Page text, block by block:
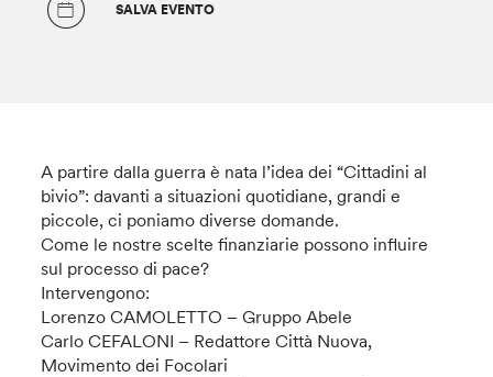
SALVA EVENTO
A partire dalla guerra è nata l’idea dei “Cittadini al
bivio”: davanti a situazioni quotidiane, grandi e
piccole, ci poniamo diverse domande.
Come le nostre scelte finanziarie possono influire
sul processo di pace?
Intervengono:
Lorenzo CAMOLETTO – Gruppo Abele
Carlo CEFALONI – Redattore Città Nuova,
Movimento dei Focolari